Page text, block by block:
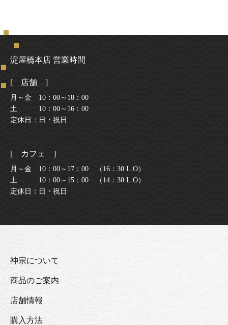
淀屋橋本店 営業時間
[ 店舗 ]
月～金 10：00～18：00
土 10：00～16：00
定休日：日・祝日
[ カフェ ]
月～金 10：00～17：00 （16：30 L.O）
土 10：00～15：00 （14：30 L.O）
定休日：日・祝日
神宗について
商品のご案内
店舗情報
購入方法